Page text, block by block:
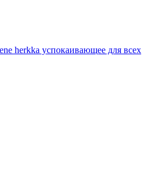
herkka успокаивающее для всех